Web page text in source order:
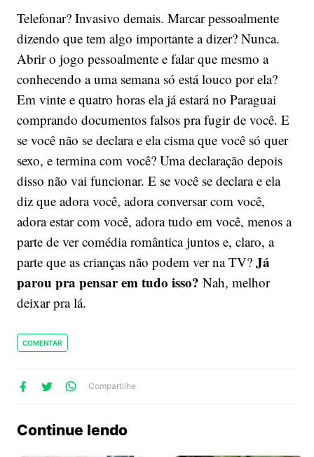
Telefonar? Invasivo demais. Marcar pessoalmente
dizendo que tem algo importante a dizer? Nunca.
Abrir o jogo pessoalmente e falar que mesmo a
conhecendo a uma semana só está louco por ela?
Em vinte e quatro horas ela já estará no Paraguai
comprando documentos falsos pra fugir de você. E
se você não se declara e ela cisma que você só quer
sexo, e termina com você? Uma declaração depois
disso não vai funcionar. E se você se declara e ela
diz que adora você, adora conversar com você,
adora estar com você, adora tudo em você, menos a
parte de ver comédia romântica juntos e, claro, a
parte que as crianças não podem ver na TV? Já
parou pra pensar em tudo isso? Nah, melhor
deixar pra lá.
COMENTAR
Compartilhe
Continue lendo